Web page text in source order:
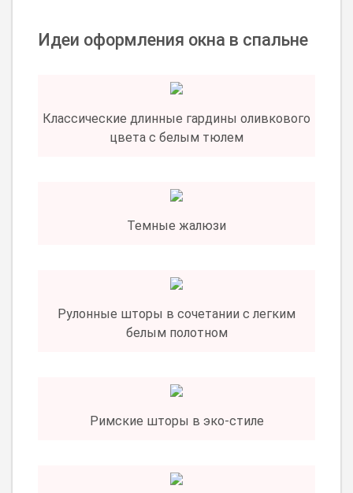
Идеи оформления окна в спальне
Классические длинные гардины оливкового
цвета с белым тюлем
Темные жалюзи
Рулонные шторы в сочетании с легким
белым полотном
Римские шторы в эко-стиле